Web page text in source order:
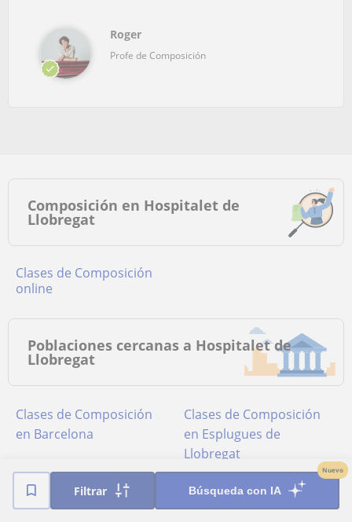
Filtrar Búsqueda con IA
Nuevo
Roger
Profe de Composición
Composición en Hospitalet de
Llobregat
Clases de Composición
online
Poblaciones cercanas a Hospitalet de
Llobregat
Clases de Composición
en Barcelona
Clases de Composición
en Esplugues de
Llobregat
Clases de Composición
en Sant Adrià de Besòs
Clases de Composición
en Sant Just Desvern